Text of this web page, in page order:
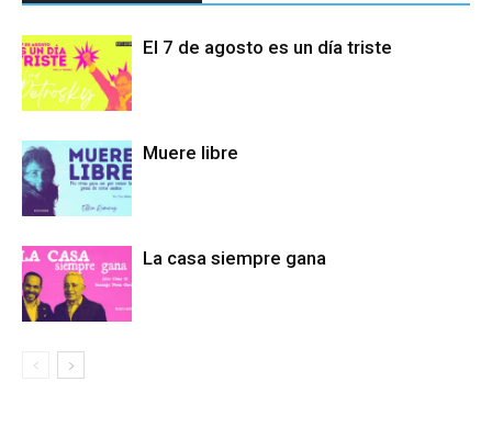
El 7 de agosto es un día triste
Muere libre
La casa siempre gana